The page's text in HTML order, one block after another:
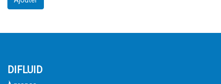
DIFLUID